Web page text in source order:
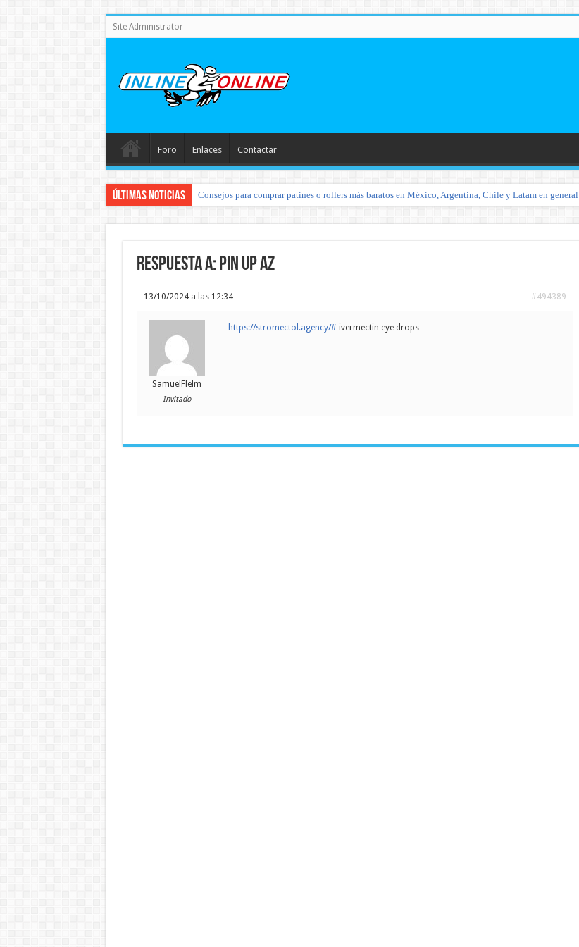
Site Administrator
Foro Enlaces Contactar
Últimas noticias Consejos para comprar patines o rollers más baratos en México, Argentina, Chile y Latam en general
Respuesta a: pin up az
13/10/2024 a las 12:34 #494389
SamuelFlelm
Invitado
https://stromectol.agency/#ivermectin eye drops